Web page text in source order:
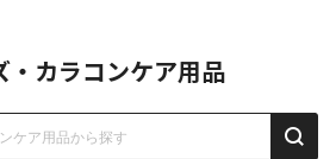
・カラコンケア用品